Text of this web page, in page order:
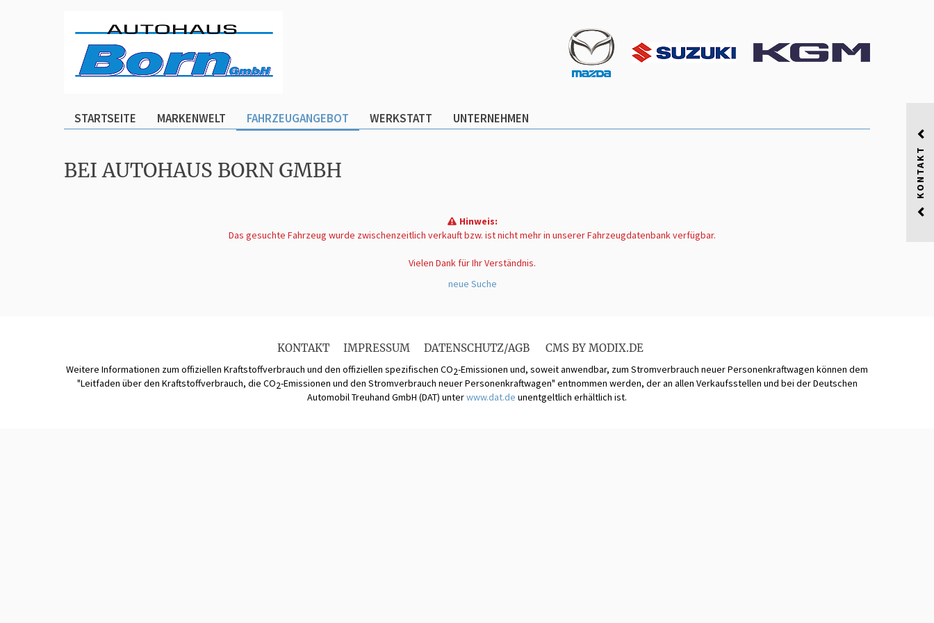
KONTAKT
STARTSEITE MARKENWELT FAHRZEUGANGEBOT WERKSTATT UNTERNEHMEN
BEI AUTOHAUS BORN GMBH
Hinweis:
Das gesuchte Fahrzeug wurde zwischenzeitlich verkauft bzw. ist nicht mehr in unserer Fahrzeugdatenbank verfügbar.
Vielen Dank für Ihr Verständnis.
neue Suche
KONTAKT IMPRESSUM DATENSCHUTZ/AGB CMS BY MODIX.DE
Weitere Informationen zum offiziellen Kraftstoffverbrauch und den offiziellen spezifischen CO2-Emissionen und, soweit anwendbar, zum Stromverbrauch neuer Personenkraftwagen können dem
"Leitfaden über den Kraftstoffverbrauch, die CO2-Emissionen und den Stromverbrauch neuer Personenkraftwagen" entnommen werden, der an allen Verkaufsstellen und bei der Deutschen
Automobil Treuhand GmbH (DAT) unterwww.dat.de unentgeltlich erhältlich ist.